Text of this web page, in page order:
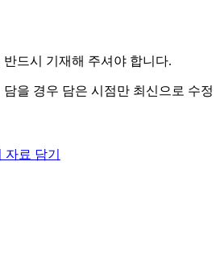
반드시 기재해 주셔야 합니다.
을 경우 담은 시점만 최신으로 수정
료 담기